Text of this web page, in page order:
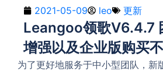
2021-05-09 leo 更新
Leangoo领歌V6.4.7
增强以及企业版购买
为了更好地服务于中小型团队，新